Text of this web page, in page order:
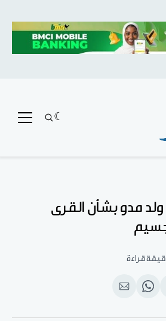
مدو بشأن القرى
Share
WhatsApp
انشر
الإيميل